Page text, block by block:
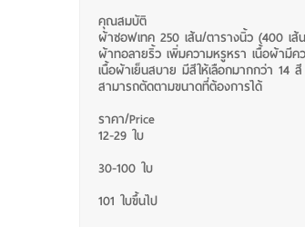
คุณสมบัติ
ผ้าซอฟเทค 250 เส้น/ตารางนิ้ว (400 เส้
ผ้าทอลายริ้ว เพิ่มความหรูหรา เนื้อผ้ามี
เนื้อผ้าเย็นสบาย มีสีให้เลือกมากกว่า
สามารถตัดตามขนาดที่ต้องการได้
ราคา/Price
12-29 ใบ
30-100 ใบ
101 ใบขึ้นไป